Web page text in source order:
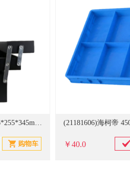
(21147176)海柯帝 954523 545*255*345mm 工具箱(单位：个)
￥40.0